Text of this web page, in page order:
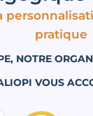
pratique
NOTRE
VOUS